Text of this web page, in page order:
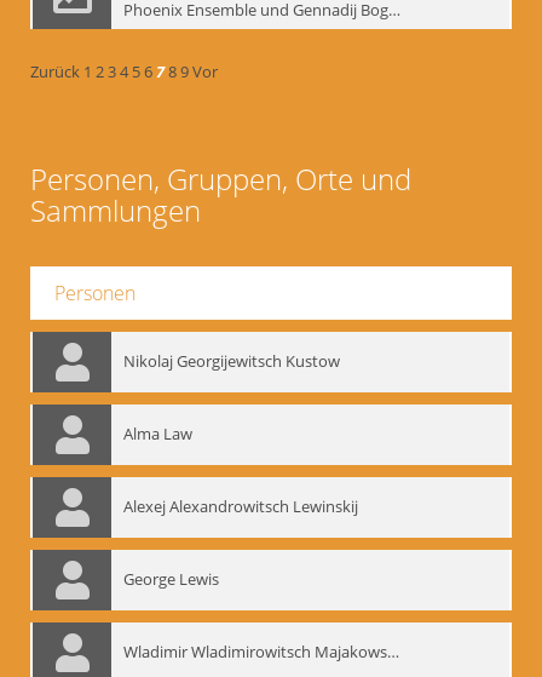
Phoenix Ensemble und Gennadij Bogdanow; BM-img-105-3
Zurück 1 234 56789Vor
Personen, Gruppen, Orte und
Sammlungen
Personen
Nikolaj Georgijewitsch Kustow
Alma Law
Alexej Alexandrowitsch Lewinskij
George Lewis
Wladimir Wladimirowitsch Majakowskij